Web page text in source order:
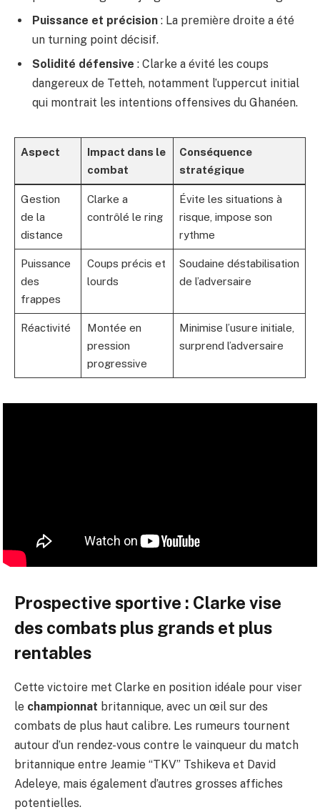
Puissance et précision : La première droite a été
un turning point décisif.
Solidité défensive : Clarke a évité les coups
dangereux de Tetteh, notamment l’uppercut initial
qui montrait les intentions offensives du Ghanéen.
Aspect
Impact dans le
combat
Conséquence
stratégique
Gestion
de la
distance
Clarke a
contrôlé le ring
Évite les situations à
risque, impose son
rythme
Puissance
des
frappes
Coups précis et
lourds
Soudaine déstabilisation
de l’adversaire
Réactivité
Montée en
pression
progressive
Minimise l’usure initiale,
surprend l’adversaire
Prospective sportive : Clarke vise
des combats plus grands et plus
rentables
Cette victoire met Clarke en position idéale pour viser
le championnat britannique, avec un œil sur des
combats de plus haut calibre. Les rumeurs tournent
autour d’un rendez-vous contre le vainqueur du match
britannique entre Jeamie “TKV” Tshikeva et David
Adeleye, mais également d’autres grosses affiches
potentielles.